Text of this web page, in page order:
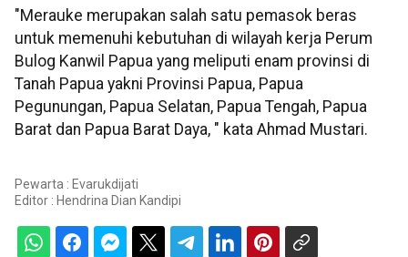
"Merauke merupakan salah satu pemasok beras
untuk memenuhi kebutuhan di wilayah kerja Perum
Bulog Kanwil Papua yang meliputi enam provinsi di
Tanah Papua yakni Provinsi Papua, Papua
Pegunungan, Papua Selatan, Papua Tengah, Papua
Barat dan Papua Barat Daya, " kata Ahmad Mustari.
Pewarta : Evarukdijati
Editor : Hendrina Dian Kandipi